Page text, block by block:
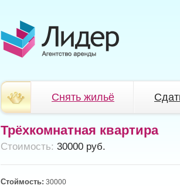
Снять жильё
Трёхкомнатная квартира
Cтоимость: 30000 руб.
Стоймость: 30000